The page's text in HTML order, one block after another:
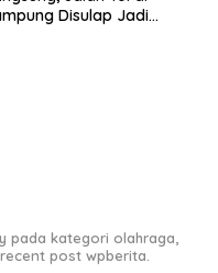
Disulap Jadi
pada kategori olahraga,
post wpberita.